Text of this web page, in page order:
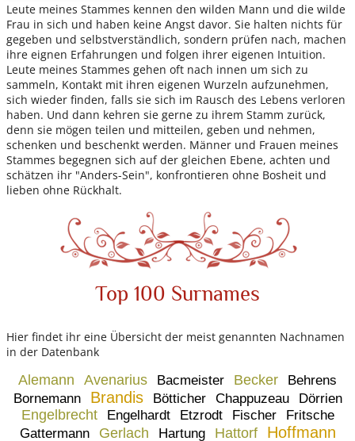
Leute meines Stammes kennen den wilden Mann und die wilde
Frau in sich und haben keine Angst davor. Sie halten nichts für
gegeben und selbstverständlich, sondern prüfen nach, machen
ihre eignen Erfahrungen und folgen ihrer eigenen Intuition.
Leute meines Stammes gehen oft nach innen um sich zu
sammeln, Kontakt mit ihren eigenen Wurzeln aufzunehmen,
sich wieder finden, falls sie sich im Rausch des Lebens verloren
haben. Und dann kehren sie gerne zu ihrem Stamm zurück,
denn sie mögen teilen und mitteilen, geben und nehmen,
schenken und beschenkt werden. Männer und Frauen meines
Stammes begegnen sich auf der gleichen Ebene, achten und
schätzen ihr "Anders-Sein", konfrontieren ohne Bosheit und
lieben ohne Rückhalt.
Top 100 Surnames
Hier findet ihr eine Übersicht der meist genannten Nachnamen
in der Datenbank
Alemann Avenarius Bacmeister Becker
Behrens
Bornemann
Brandis Bötticher Chappuzeau Dörrien
Engelbrecht Engelhardt Etzrodt Fischer
Fritsche
Gattermann
Gerlach Hartung Hattorf Hoffmann